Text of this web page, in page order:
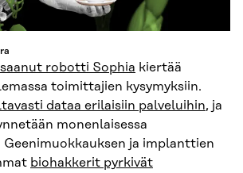
robotti Sophia kiertää
toimittajien kysymyksiin.
dataa erilaisiin palveluihin, ja
monenlaisessa
Geenimuokkauksen ja implanttien
biohakkerit pyrkivät